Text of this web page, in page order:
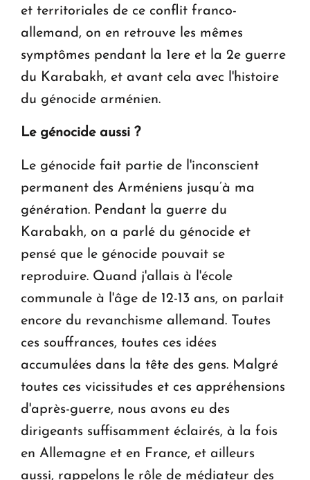
et territoriales de ce conflit franco-
allemand, on en retrouve les mêmes
symptômes pendant la 1ere et la 2e guerre
du Karabakh, et avant cela avec l'histoire
du génocide arménien.
Le génocide aussi ?
Le génocide fait partie de l'inconscient
permanent des Arméniens jusqu’à ma
génération. Pendant la guerre du
Karabakh, on a parlé du génocide et
pensé que le génocide pouvait se
reproduire. Quand j'allais à l'école
communale à l'âge de 12-13 ans, on parlait
encore du revanchisme allemand. Toutes
ces souffrances, toutes ces idées
accumulées dans la tête des gens. Malgré
toutes ces vicissitudes et ces appréhensions
d'après-guerre, nous avons eu des
dirigeants suffisamment éclairés, à la fois
en Allemagne et en France, et ailleurs
aussi, rappelons le rôle de médiateur des